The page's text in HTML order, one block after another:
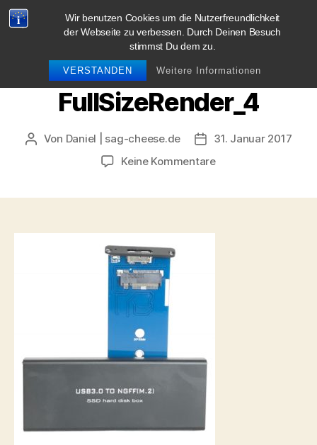
Wir benutzen Cookies um die Nutzerfreundlichkeit
der Webseite zu verbessen. Durch Deinen Besuch
stimmst Du dem zu.
VERSTANDEN Weitere Informationen
blog.sag-cheese.de
FullSizeRender_4
Beitragsautor
Von Daniel | sag-cheese.de Beitragsdatum
31. Januar 2017
Keine Kommentarezu